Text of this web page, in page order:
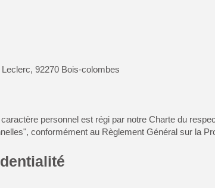
92270 Bois-colombes
personnel est régi par notre Charte du
conformément au Règlement Général sur la